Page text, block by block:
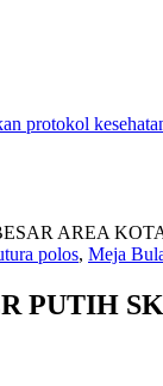
protokol
polos, Meja
PUTIH